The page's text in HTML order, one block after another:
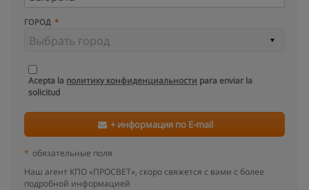
ГОРОД
Acepta la политику конфиденциальности para enviar la
solicitud
+ информация по E-mail
* обязательные поля
Наш агент КПО «ПРОСВЕТ», скоро свяжется с вами с более
подробной информацией